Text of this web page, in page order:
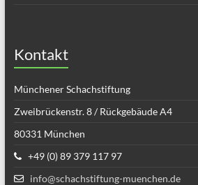
Kontakt
Münchener Schachstiftung
Zweibrückenstr. 8 / Rückgebäude A4
80331 München
+49 (0) 89 379 117 97
info@schachstiftung-muenchen.de